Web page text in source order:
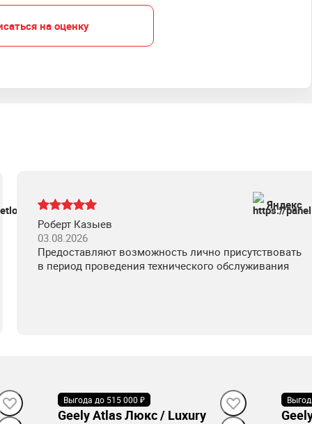
на оценку
Яндекс
Роберт Казыев
03.08.2026
Предоставляют возможность лично присутствовать
в период проведения технического обслуживания
Выгода до 515 000 ₽
В наличии
Geely Atlas Люкс / Luxury
В